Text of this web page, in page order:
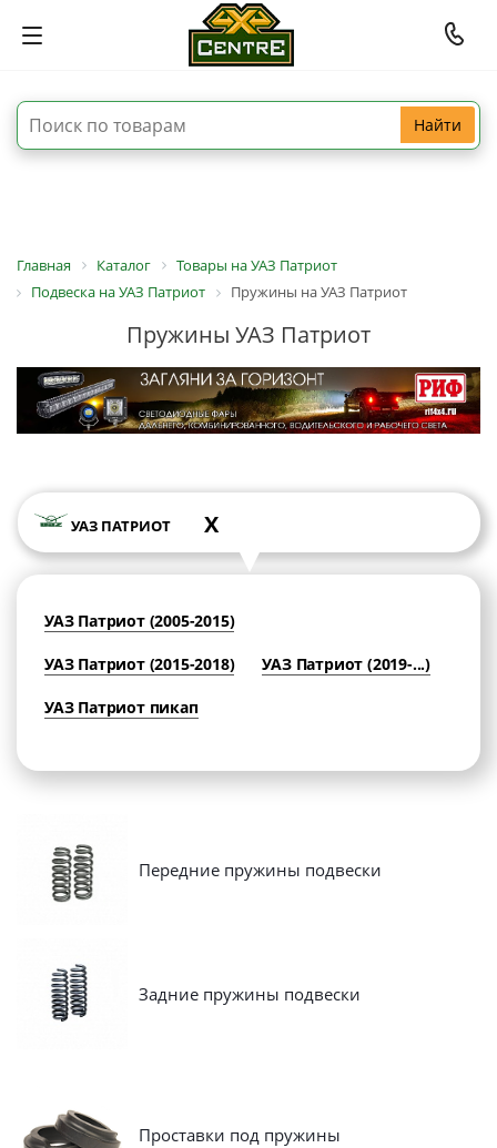
Найти
Главная Каталог
Товары на УАЗ Патриот
Подвеска на УАЗ Патриот
Пружины на УАЗ Патриот
Пружины УАЗ Патриот
УАЗ ПАТРИОТ X
УАЗ Патриот (2005-2015)
УАЗ Патриот (2015-2018) УАЗ Патриот (2019-...)
УАЗ Патриот пикап
Передние пружины подвески
Задние пружины подвески
Проставки под пружины